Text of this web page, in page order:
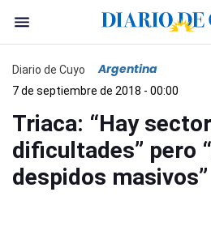
Diario de Cuyo Argentina
7 de septiembre de 2018 - 00:00
Triaca: “Hay
dificultades” pero
despidos masivos”